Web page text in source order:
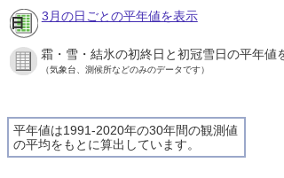
3月の日ごとの平年値を表示
霜・雪・結氷の初終日と初冠雪日の平年値
（気象台、測候所などのみのデータです）
平年値は1991-2020年の30年間の観測値
の平均をもとに算出しています。